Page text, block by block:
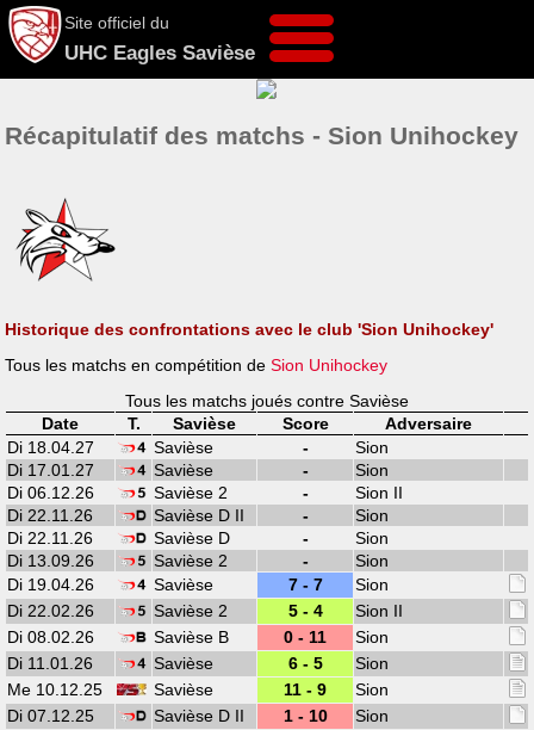
Site officiel du
UHC Eagles Savièse
Récapitulatif des matchs - Sion Unihockey
Historique des confrontations avec le club 'Sion Unihockey'
Tous les matchs en compétition de Sion Unihockey
Tous les matchs joués contre Savièse
Date
T. Savièse Score
Adversaire
Di 18.04.27
Savièse -
Sion
Di 17.01.27
Savièse -
Sion
Di 06.12.26
Savièse 2 -
Sion II
Di 22.11.26
Savièse D II -
Sion
Di 22.11.26
Savièse D -
Sion
Di 13.09.26
Savièse 2 -
Sion
Di 19.04.26
Savièse 7 - 7
Sion
Di 22.02.26
Savièse 2 5 - 4
Sion II
Di 08.02.26
Savièse B 0 - 11
Sion
Di 11.01.26
Savièse 6 - 5
Sion
Me 10.12.25
Savièse 11 - 9
Sion
Di 07.12.25
Savièse D II 1 - 10
Sion